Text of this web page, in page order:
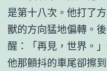
是第十八次。他打了
獸的方向猛地偏轉。
醒：「再見，世界。
他那顫抖的車尾卻擦